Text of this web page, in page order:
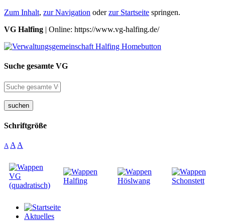
Zum Inhalt, zur Navigation oderzur Startseite springen.
VG Halfing | Online: https://www.vg-halfing.de/
Suche gesamte VG
suchen
Schriftgröße
A A A
Aktuelles